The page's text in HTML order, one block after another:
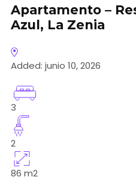
Apartamento –
Azul, La Zenia
Added: junio 10, 2026
3
2
86 m2